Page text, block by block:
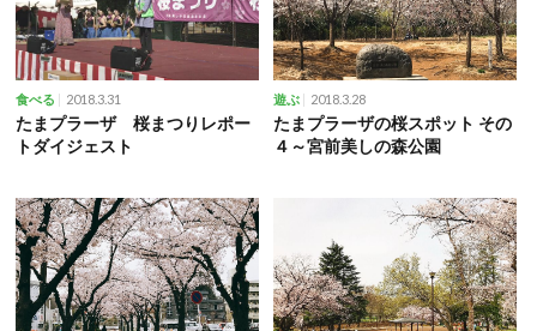
食べる 2018.3.31
たまプラーザ 桜まつりレポー
トダイジェスト
遊ぶ 2018.3.28
たまプラーザの桜スポット その
４～宮前美しの森公園